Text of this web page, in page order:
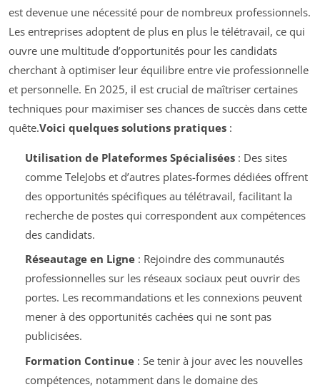
est devenue une nécessité pour de nombreux professionnels.
Les entreprises adoptent de plus en plus le télétravail, ce qui
ouvre une multitude d’opportunités pour les candidats
cherchant à optimiser leur équilibre entre vie professionnelle
et personnelle. En 2025, il est crucial de maîtriser certaines
techniques pour maximiser ses chances de succès dans cette
quête.Voici quelques solutions pratiques :
Utilisation de Plateformes Spécialisées: Des sites
comme TeleJobs et d’autres plates-formes dédiées offrent
des opportunités spécifiques au télétravail, facilitant la
recherche de postes qui correspondent aux compétences
des candidats.
Réseautage en Ligne: Rejoindre des communautés
professionnelles sur les réseaux sociaux peut ouvrir des
portes. Les recommandations et les connexions peuvent
mener à des opportunités cachées qui ne sont pas
publicisées.
Formation Continue: Se tenir à jour avec les nouvelles
compétences, notamment dans le domaine des